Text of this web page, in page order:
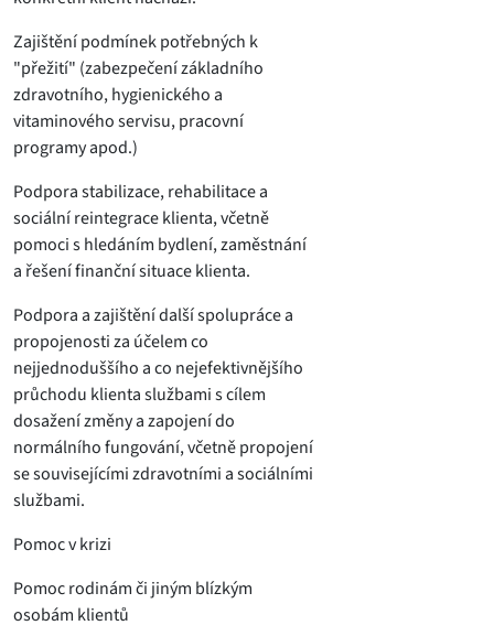
Zajištění podmínek potřebných k
"přežití" (zabezpečení základního
zdravotního, hygienického a
vitaminového servisu, pracovní
programy apod.)
Podpora stabilizace, rehabilitace a
sociální reintegrace klienta, včetně
pomoci s hledáním bydlení, zaměstnání
a řešení finanční situace klienta.
Podpora a zajištění další spolupráce a
propojenosti za účelem co
nejjednoduššího a co nejefektivnějšího
průchodu klienta službami s cílem
dosažení změny a zapojení do
normálního fungování, včetně propojení
se souvisejícími zdravotními a sociálními
službami.
Pomoc v krizi
Pomoc rodinám či jiným blízkým
osobám klientů